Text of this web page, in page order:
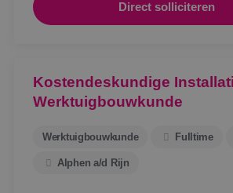
Direct solliciteren
Kostendeskundige
Werktuigbouwkunde
Werktuigbouwkunde Fulltime
Alphen a/d Rijn